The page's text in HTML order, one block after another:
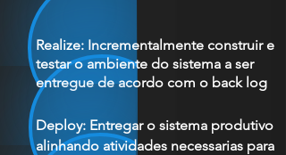
Realize: Incrementalmente construir e
testar o ambiente do sistema a ser
entregue de acordo com o back log
Deploy: Entregar o sistema produtivo
alinhando atividades necessarias para